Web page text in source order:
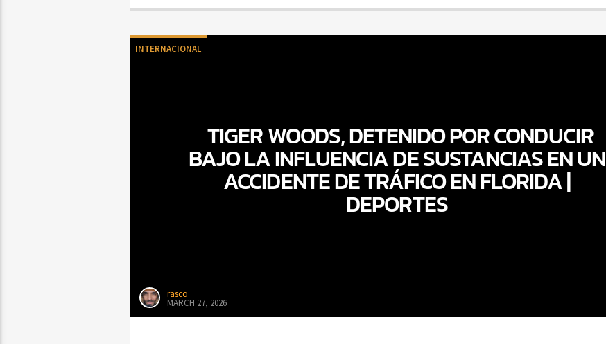
INTERNACIONAL
TIGER WOODS, DETENIDO POR CONDUCIR
BAJO LA INFLUENCIA DE SUSTANCIAS EN UN
ACCIDENTE DE TRÁFICO EN FLORIDA |
DEPORTES
rasco
MARCH 27, 2026